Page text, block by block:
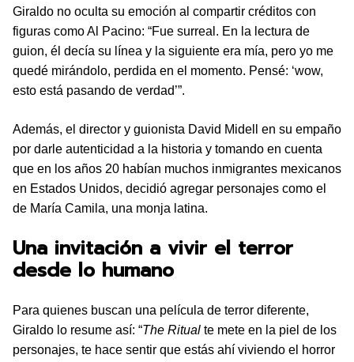
Giraldo no oculta su emoción al compartir créditos con
figuras como Al Pacino: “Fue surreal. En la lectura de
guion, él decía su línea y la siguiente era mía, pero yo me
quedé mirándolo, perdida en el momento. Pensé: ‘wow,
esto está pasando de verdad’”.
Además, el director y guionista David Midell en su empaño
por darle autenticidad a la historia y tomando en cuenta
que en los años 20 habían muchos inmigrantes mexicanos
en Estados Unidos, decidió agregar personajes como el
de María Camila, una monja latina.
Una invitación a vivir el terror
desde lo humano
Para quienes buscan una película de terror diferente,
Giraldo lo resume así: “The Ritual te mete en la piel de los
personajes, te hace sentir que estás ahí viviendo el horror